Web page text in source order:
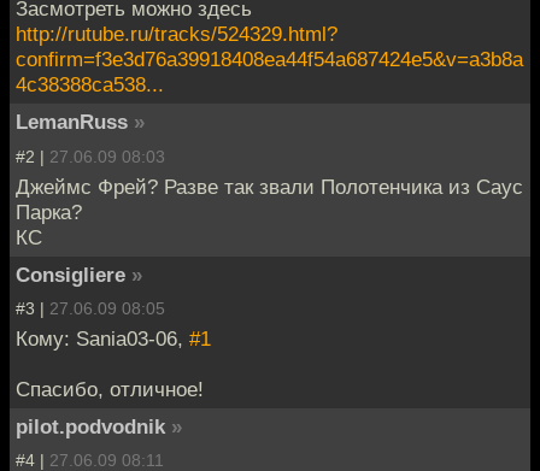
Засмотреть можно здесь
http://rutube.ru/tracks/524329.html?
confirm=f3e3d76a39918408ea44f54a687424e5&v=a3b8a
4c38388ca538...
LemanRuss »
#2 | 27.06.09 08:03
Джеймс Фрей? Разве так звали Полотенчика из Саус
Парка?
КС
Consigliere »
#3 | 27.06.09 08:05
Кому: Sania03-06, #1
Спасибо, отличное!
pilot.podvodnik »
#4 | 27.06.09 08:11